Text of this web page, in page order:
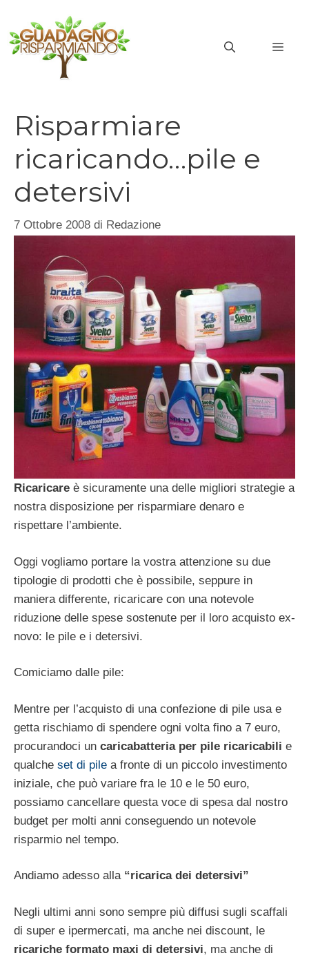
contenuto
Risparmiare
ricaricando…pile e
detersivi
7 Ottobre 2008 di Redazione
Ricaricare è sicuramente una delle migliori strategie a
nostra disposizione per risparmiare denaro e
rispettare l’ambiente.
Oggi vogliamo portare la vostra attenzione su due
tipologie di prodotti che è possibile, seppure in
maniera differente, ricaricare con una notevole
riduzione delle spese sostenute per il loro acquisto ex-
novo: le pile e i detersivi.
Comiciamo dalle pile:
Mentre per l’acquisto di una confezione di pile usa e
getta rischiamo di spendere ogni volta fino a 7 euro,
procurandoci un caricabatteria per pile ricaricabili e
qualche set di pile a fronte di un piccolo investimento
iniziale, che può variare fra le 10 e le 50 euro,
possiamo cancellare questa voce di spesa dal nostro
budget per molti anni conseguendo un notevole
risparmio nel tempo.
Andiamo adesso alla “ricarica dei detersivi”
Negli ultimi anni sono sempre più diffusi sugli scaffali
di super e ipermercati, ma anche nei discount, le
ricariche formato maxi di detersivi, ma anche di